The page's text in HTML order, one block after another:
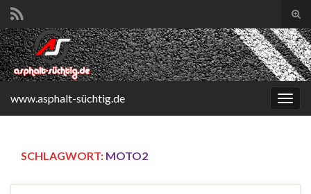
Search for:
www.asphalt-süchtig.de
SCHLAGWORT: MOTO2